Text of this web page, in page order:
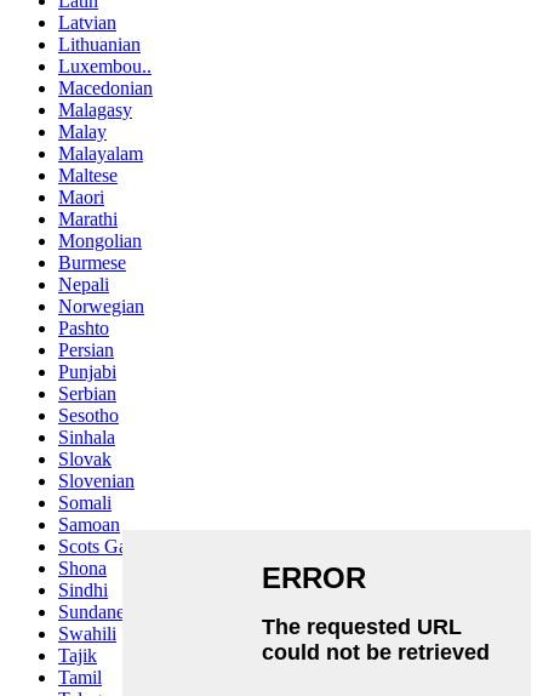
Latvian
Lithuanian
Luxembou..
Macedonian
Malagasy
Malay
Malayalam
Maltese
Maori
Marathi
Mongolian
Burmese
Nepali
Norwegian
Pashto
Persian
Punjabi
Serbian
Sesotho
Sinhala
Slovak
Slovenian
Somali
Samoan
Scots Gaelic
Shona
Sindhi
Sundanese
Swahili
Tajik
Tamil